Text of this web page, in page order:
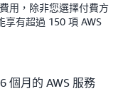
用，除非您選擇付費方
享有超過 150 項 AWS
個月的 AWS 服務